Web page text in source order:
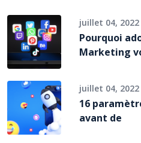
juillet 04, 2022
Pourquoi
Marketing
juillet 04, 2022
16
avant de